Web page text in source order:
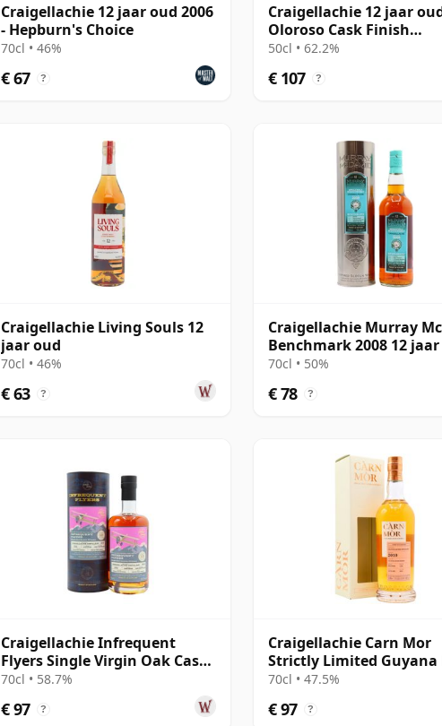
Craigellachie 12 jaar oud 2006
- Hepburn's Choice
70cl • 46%
€ 67 ?
Craigellachie 12 jaar
Oloroso Cask Finish
(Darkness) (62.2%)
50cl • 62.2%
€ 107 ?
Craigellachie Living Souls 12
jaar oud
70cl • 46%
€ 63 ?
Craigellachie Murray
Benchmark 2008 12
70cl • 50%
€ 78 ?
Craigellachie Infrequent
Flyers Single Virgin Oak Cask
#2342 2012 12 jaar oud
70cl • 58.7%
€ 97 ?
Craigellachie Carn Mor
Strictly Limited Guyana
Cask Finish S 2010 12
70cl • 47.5%
€ 97 ?